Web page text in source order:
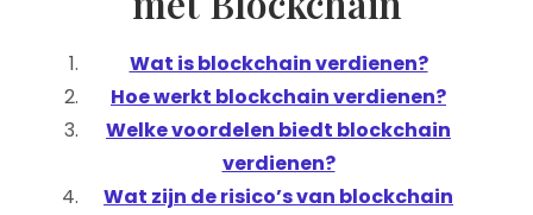
Wat is blockchain verdienen?
Hoe werkt blockchain verdienen?
Welke voordelen biedt blockchain
verdienen?
Wat zijn de risico’s van blockchain